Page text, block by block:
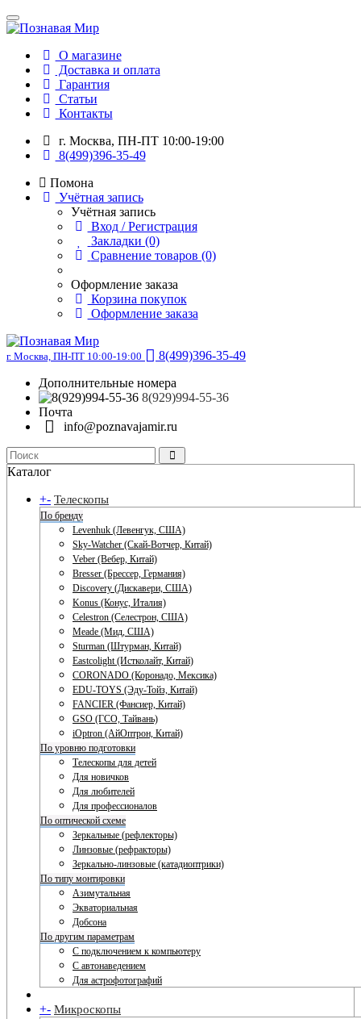
О магазине
Доставка и оплата
Гарантия
Статьи
Контакты
г. Москва, ПН-ПТ 10:00-19:00
8(499)396-35-49
Помона
Учётная запись
Учётная запись
Вход / Регистрация
Закладки (0)
Сравнение товаров (0)
Оформление заказа
Корзина покупок
Оформление заказа
г. Москва, ПН-ПТ 10:00-19:00
8(499)396-35-49
Дополнительные номера
8(929)994-55-36
Почта
info@poznavajamir.ru
Каталог
+- Телескопы
По бренду
Levenhuk (Левенгук, США)
Sky-Watcher (Скай-Вотчер, Китай)
Veber (Вебер, Китай)
Bresser (Брессер, Германия)
Discovery (Дискавери, США)
Konus (Конус, Италия)
Celestron (Селестрон, США)
Meade (Мид, США)
Sturman (Штурман, Китай)
Eastcolight (Истколайт, Китай)
CORONADO (Коронадо, Мексика)
EDU-TOYS (Эду-Тойз, Китай)
FANCIER (Фансиер, Китай)
GSO (ГСО, Тайвань)
iOptron (АйОптрон, Китай)
По уровню подготовки
Телескопы для детей
Для новичков
Для любителей
Для профессионалов
По оптической схеме
Зеркальные (рефлекторы)
Линзовые (рефракторы)
Зеркально-линзовые (катадиоптрики)
По типу монтировки
Азимутальная
Экваториальная
Добсона
По другим параметрам
С подключением к компьютеру
С автонаведением
Для астрофотографий
+- Микроскопы